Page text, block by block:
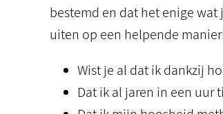
bestemd en dat het enige
uiten op een helpende
Wist je al dat ik dankzij
Dat ik al jaren in een uur